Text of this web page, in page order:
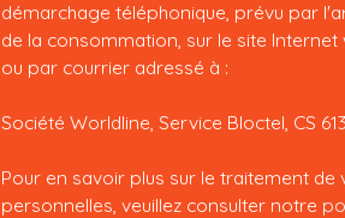
démarchage téléphonique, prévu par
de la consommation, sur le site
ou par courrier adressé à :
Société Worldline, Service Bloctel, CS
Pour en savoir plus sur le traitement de
personnelles, veuillez consulter notre